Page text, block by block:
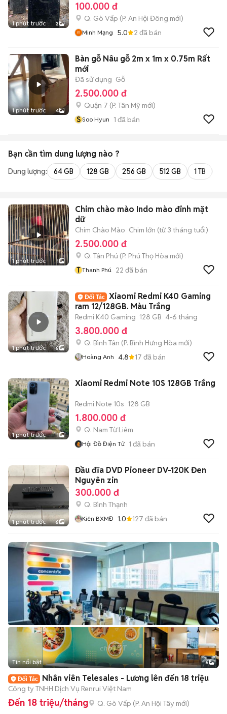
1 phút trước 2
100.000 đ
Q. Gò Vấp (P. An Hội Đông mới)
Minh Mạng 5.0 2 đã bán
1 phút trước 4
Bàn gỗ Nâu gỗ 2m x 1m x 0.75m Rất
mới
Đã sử dụng Gỗ
2.500.000 đ
Quận 7 (P. Tân Mỹ mới)
S Soo Hyun 1 đã bán
Bạn cần tìm dung lượng nào ?
Dung lượng: 64 GB 128 GB 256 GB 512 GB 1 TB
1 phút trước 1
Chim chào mào Indo mào đinh mặt
dữ
Chim Chào Mào Chim lớn (từ 3 tháng tuổi)
2.500.000 đ
Q. Tân Phú (P. Phú Thọ Hòa mới)
T Thanh Phú 22 đã bán
1 phút trước 6
Xiaomi Redmi K40 Gaming
ram 12/128GB. Màu Trắng
Redmi K40 Gaming 128 GB 4-6 tháng
3.800.000 đ
Q. Bình Tân (P. Bình Hưng Hòa mới)
Hoàng Anh 4.8 17 đã bán
1 phút trước 1
Xiaomi Redmi Note 10S 128GB Trắng
Redmi Note 10s 128 GB
1.800.000 đ
Q. Nam Từ Liêm
Hội Đồ Điện Tử 1 đã bán
1 phút trước 6
Đầu đĩa DVD Pioneer DV-120K Đen
Nguyên zin
300.000 đ
Q. Bình Thạnh
Kiên BXMĐ 1.0 127 đã bán
+2
Tin nổi bật 6
Nhân viên Telesales - Lương lên đến 18 triệu
Công ty TNHH Dịch Vụ Renrui Việt Nam
Đến 18 triệu/tháng Q. Gò Vấp (P. An Hội Tây mới)